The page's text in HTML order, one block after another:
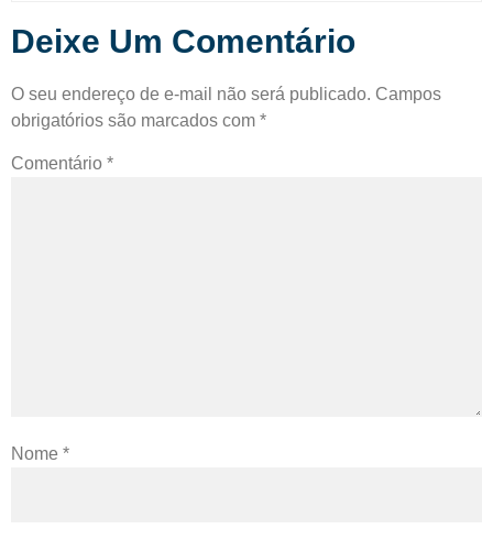
Deixe Um Comentário
O seu endereço de e-mail não será publicado. Campos
obrigatórios são marcados com *
Comentário *
Nome *